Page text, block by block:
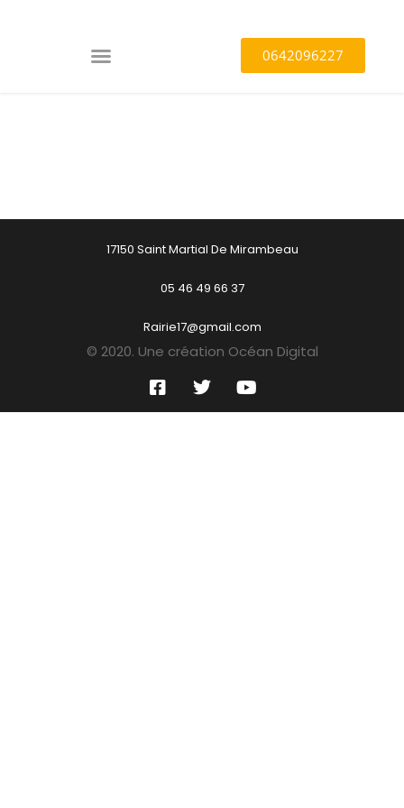
0642096227
17150 Saint Martial De Mirambeau
05 46 49 66 37
Rairie17@gmail.com
© 2020. Une création Océan Digital